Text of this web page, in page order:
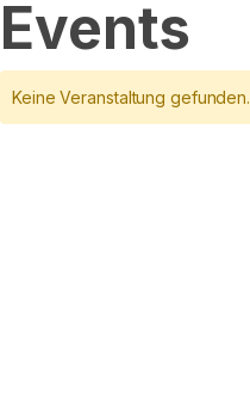
Events
Keine Veranstaltung gefunden.